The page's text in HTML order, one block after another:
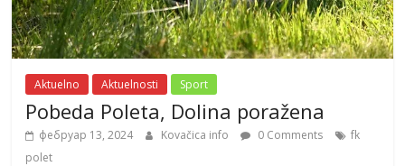
Aktuelno Aktuelnosti Sport
Pobeda Poleta, Dolina poražena
фебруар 13, 2024 Kovačica info 0 Comments
fk
polet